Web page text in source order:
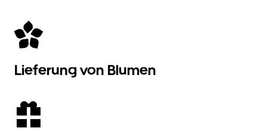
Lieferung von Blumen